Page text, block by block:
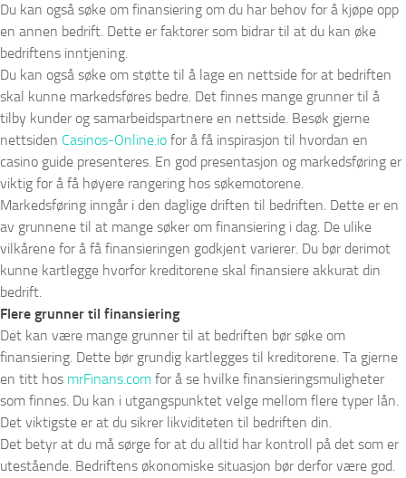
Du kan også søke om finansiering om du har behov for å kjøpe opp
en annen bedrift. Dette er faktorer som bidrar til at du kan øke
bedriftens inntjening.
Du kan også søke om støtte til å lage en nettside for at bedriften
skal kunne markedsføres bedre. Det finnes mange grunner til å
tilby kunder og samarbeidspartnere en nettside. Besøk gjerne
nettsiden Casinos-Online.io for å få inspirasjon til hvordan en
casino guide presenteres. En god presentasjon og markedsføring er
viktig for å få høyere rangering hos søkemotorene.
Markedsføring inngår i den daglige driften til bedriften. Dette er en
av grunnene til at mange søker om finansiering i dag. De ulike
vilkårene for å få finansieringen godkjent varierer. Du bør derimot
kunne kartlegge hvorfor kreditorene skal finansiere akkurat din
bedrift.
Flere grunner til finansiering
Det kan være mange grunner til at bedriften bør søke om
finansiering. Dette bør grundig kartlegges til kreditorene. Ta gjerne
en titt hos mrFinans.com for å se hvilke finansieringsmuligheter
som finnes. Du kan i utgangspunktet velge mellom flere typer lån.
Det viktigste er at du sikrer likviditeten til bedriften din.
Det betyr at du må sørge for at du alltid har kontroll på det som er
utestående. Bedriftens økonomiske situasjon bør derfor være god.